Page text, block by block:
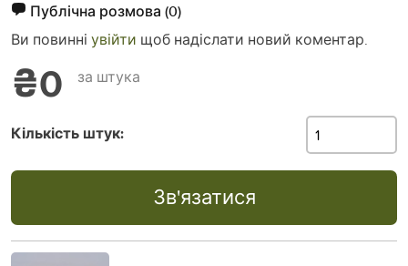
Публічна розмова (0)
Ви повинні увійти щоб надіслати новий коментар.
₴0 за штука
Кількість штук:
Зв'язатися